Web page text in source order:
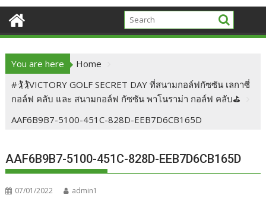
You are here
Home
#🏌🏌VICTORY GOLF SECRET DAY ที่สนามกอล์ฟกัซซัน เลกาซี่
กอล์ฟ คลับ และ สนามกอล์ฟ กัซซัน พาโนราม่า กอล์ฟ คลับ⛳️
AAF6B9B7-5100-451C-828D-EEB7D6CB165D
AAF6B9B7-5100-451C-828D-EEB7D6CB165D
07/01/2022 admin1